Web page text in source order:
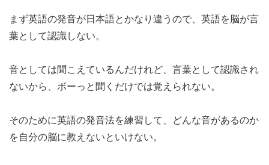
まず英語の発音が日本語とかなり違うので、英語を脳が言
葉として認識しない。
音としては聞こえているんだけれど、言葉として認識され
ないから、ボーっと聞くだけでは覚えられない。
そのために英語の発音法を練習して、どんな音があるのか
を自分の脳に教えないといけない。